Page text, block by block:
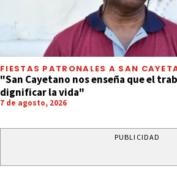
FIESTAS PATRONALES A SAN
"San Cayetano nos enseña que el
dignificar la vida"
7 de agosto, 2026
PUBLICIDAD